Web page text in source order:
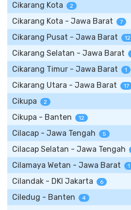
Cikarang Kota 2
Cikarang Kota - Jawa Barat 7
Cikarang Pusat - Jawa Barat 12
Cikarang Selatan - Jawa Barat
Cikarang Timur - Jawa Barat 1
Cikarang Utara - Jawa Barat 17
Cikupa 2
Cikupa - Banten 12
Cilacap - Jawa Tengah 5
Cilacap Selatan - Jawa Tengah
Cilamaya Wetan - Jawa Barat 1
Cilandak - DKI Jakarta 6
Ciledug - Banten 4